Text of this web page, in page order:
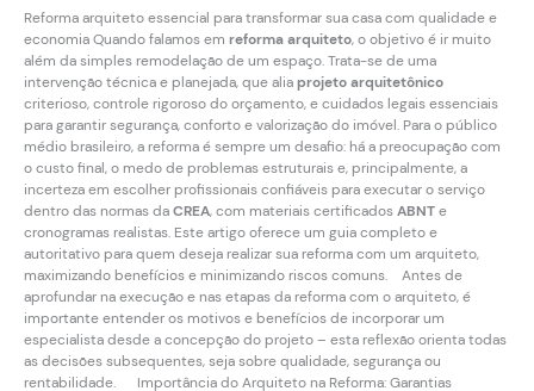
Reforma arquiteto essencial para transformar sua casa com qualidade e
economia Quando falamos em reforma arquiteto, o objetivo é ir muito
além da simples remodelação de um espaço. Trata-se de uma
intervenção técnica e planejada, que aliaprojeto arquitetônico
criterioso, controle rigoroso do orçamento, e cuidados legais essenciais
para garantir segurança, conforto e valorização do imóvel. Para o público
médio brasileiro, a reforma é sempre um desafio: há a preocupação com
o custo final, o medo de problemas estruturais e, principalmente, a
incerteza em escolher profissionais confiáveis para executar o serviço
dentro das normas daCREA, com materiais certificadosABNTe
cronogramas realistas. Este artigo oferece um guia completo e
autoritativo para quem deseja realizar sua reforma com um arquiteto,
maximizando benefícios e minimizando riscos comuns. Antes de
aprofundar na execução e nas etapas da reforma com o arquiteto, é
importante entender os motivos e benefícios de incorporar um
especialista desde a concepção do projeto – esta reflexão orienta todas
as decisões subsequentes, seja sobre qualidade, segurança ou
rentabilidade. Importância do Arquiteto na Reforma: Garantias